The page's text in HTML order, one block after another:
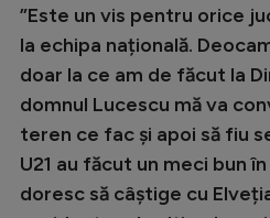
”Este un vis pentru orice
la echipa națională.
doar la ce am de făcut la
domnul Lucescu mă va
teren ce fac și apoi să fiu
U21 au făcut un meci bun
doresc să câștige cu